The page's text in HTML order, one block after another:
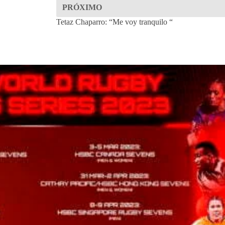
PRÓXIMO
Tetaz Chaparro: “Me voy tranquilo “